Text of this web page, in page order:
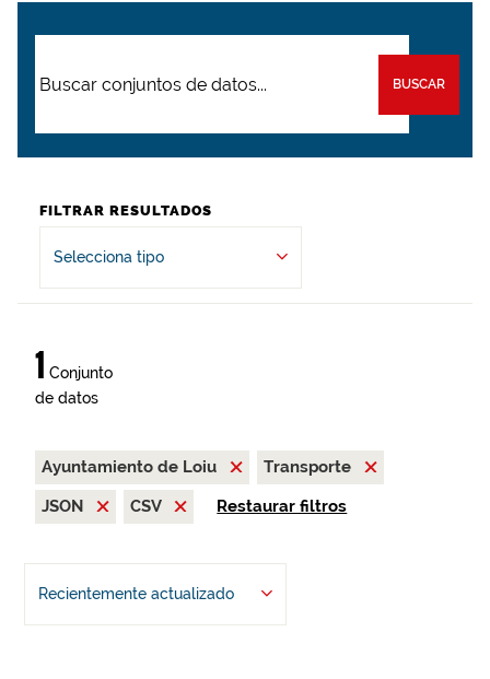
BUSCAR
FILTRAR RESULTADOS
Selecciona tipo
1 Conjunto
de datos
Ayuntamiento de Loiu
Transporte
JSON
CSV Restaurar filtros
Recientemente actualizado